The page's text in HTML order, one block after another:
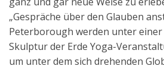
„Gespräche über den Glauben
Peterborough werden unter
Skulptur der Erde Yoga-
um unter dem sich drehenden